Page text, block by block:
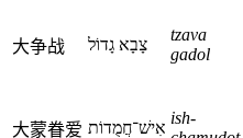
大争战 צָבָא גָדוֹל
tzava
gadol
大蒙眷爱 אִישׁ־חֲמֻדוֹת
ish-